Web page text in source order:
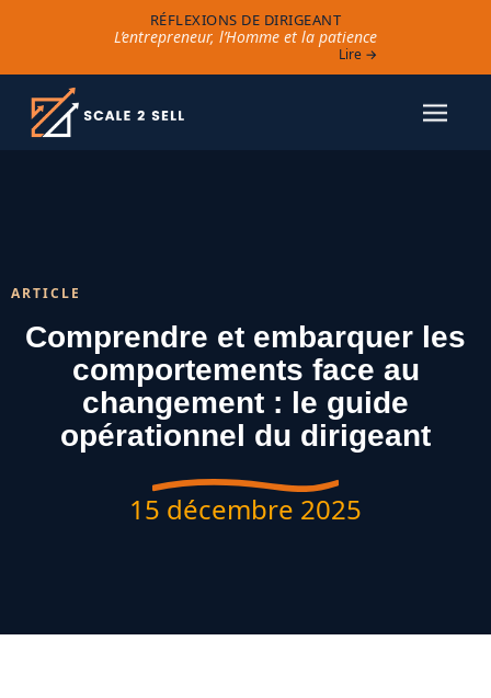
RÉFLEXIONS DE DIRIGEANT
L’entrepreneur, l’Homme et la patience
Lire →
ARTICLE
Comprendre et embarquer les
comportements face au
changement : le guide
opérationnel du dirigeant
15 décembre 2025